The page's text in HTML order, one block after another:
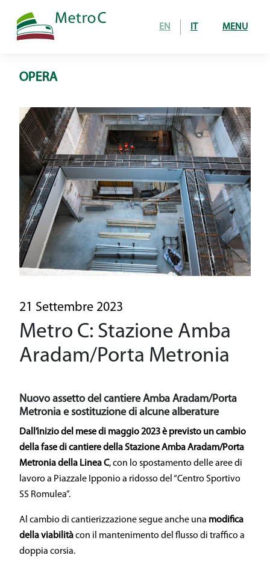
EN IT MENU
Opera
tratta in costruzione
24 stazioni in esercizio
Come si costruisce
gallerie
stazioni e pozzi
Una linea driverless
Il patrimonio storico
Sostenibilità
Sicurezza
General Contractor
Area Media
Area Riservata
OPERA
21 Settembre 2023
Metro C: Stazione Amba
Aradam/Porta Metronia
Nuovo assetto del cantiere Amba Aradam/Porta
Metronia e sostituzione di alcune alberature
Dall’inizio del mese di maggio 2023 è previsto un cambio
della fase di cantiere dellaStazione Amba Aradam/Porta
Metronia della Linea C, con lo spostamento delle aree di
lavoro a Piazzale Ipponio a ridosso del “Centro Sportivo
SS Romulea”.
Al cambio di cantierizzazione segue anche una modifica
della viabilitàcon il mantenimento del flusso di traffico a
doppia corsia.